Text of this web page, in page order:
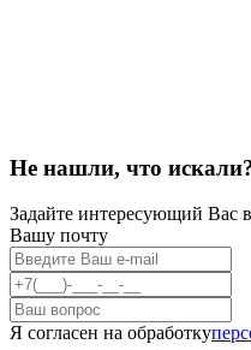
Не нашли, что
Задайте интересующий Вас
Вашу почту
Я согласен на обработку